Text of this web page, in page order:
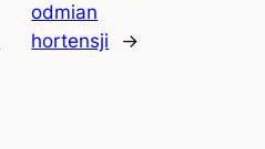
odmian
hortensji
→